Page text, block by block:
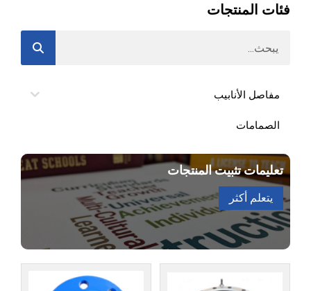
فئات المنتجات
مفاصل الأنابيب
الصمامات
تعليمات تثبيت المنتجات
يتعلم أكثر